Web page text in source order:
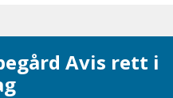
Avis rett i